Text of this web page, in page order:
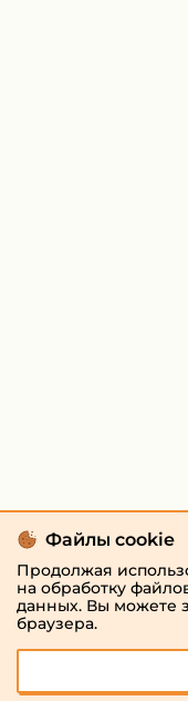
Файлы cookie
Продолжая
на обработку
данных. Вы можете
браузера.